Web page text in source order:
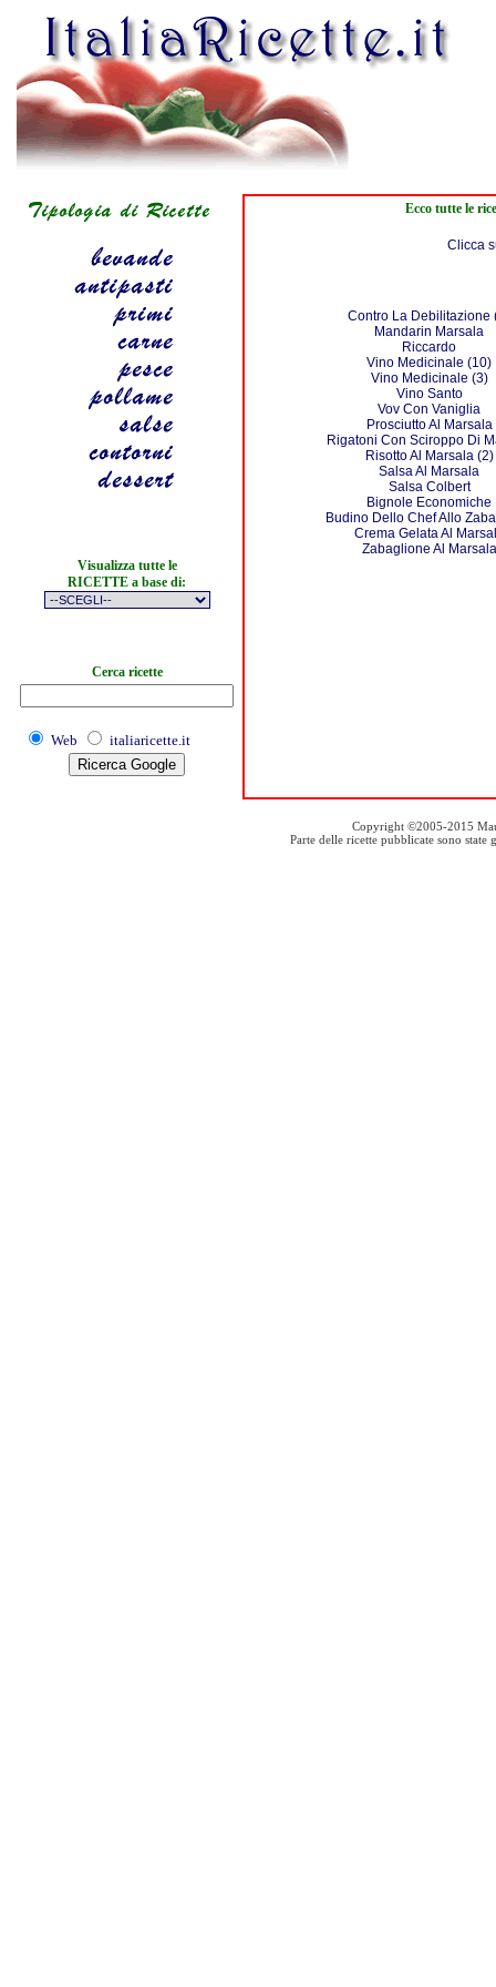
Visualizza tutte le
RICETTE a base di:
Cerca ricette
Web italiaricette.it
Ecco tutte le
Clicca
Contro La Debilitazione
Mandarin Marsala
Riccardo
Vino Medicinale (10)
Vino Medicinale (3)
Vino Santo
Vov Con Vaniglia
Prosciutto Al Marsala
Rigatoni Con Sciroppo Di
Risotto Al Marsala (2)
Salsa Al Marsala
Salsa Colbert
Bignole Economiche
Budino Dello Chef Allo
Crema Gelata Al
Zabaglione Al Marsala
Copyright ©2005-2015
Parte delle ricette pubblicate sono state